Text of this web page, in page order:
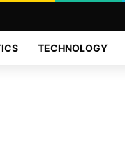
TECHNOLOGY